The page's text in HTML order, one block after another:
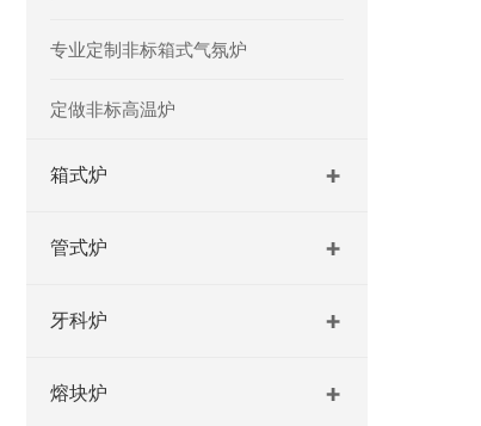
专业定制非标箱式气氛炉
定做非标高温炉
箱式炉
管式炉
牙科炉
熔块炉